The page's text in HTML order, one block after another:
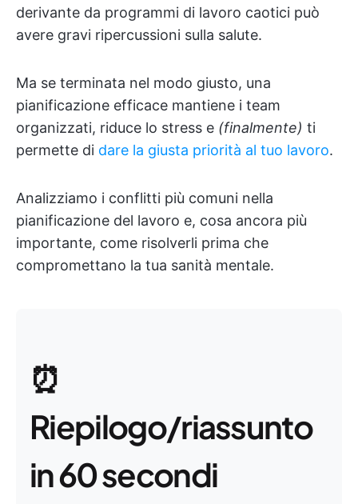
derivante da programmi di lavoro caotici può
avere gravi ripercussioni sulla salute.
Ma se terminata nel modo giusto, una
pianificazione efficace mantiene i team
organizzati, riduce lo stress e (finalmente) ti
permette di dare la giusta priorità al tuo lavoro.
Analizziamo i conflitti più comuni nella
pianificazione del lavoro e, cosa ancora più
importante, come risolverli prima che
compromettano la tua sanità mentale.
⏰
Riepilogo/riassunto
in 60 secondi